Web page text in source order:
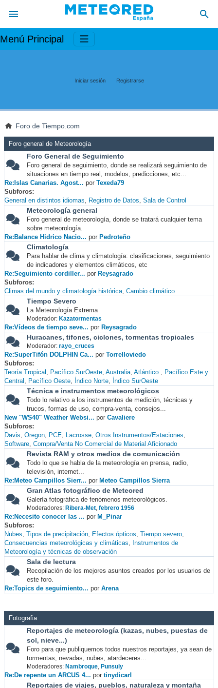
Menú Principal
Iniciar sesión Registrarse
Foro de Tiempo.com
Foro general de Meteorología
Foro General de Seguimiento
Foro general de seguimiento, donde se realizará seguimiento de
situaciones en tiempo real, modelos, predicciones, etc...
Re:Islas Canarias. Agost... por Texeda79
Subforos
General en distintos idiomas
Registro de Datos Sala de Control
Meteorología general
Foro general de meteorología, donde se tratará cualquier tema
sobre meteorología.
Re:Balance Hidrico Nacio... por Pedroteño
Climatología
Para hablar de clima y climatología: clasificaciones, seguimiento
de indicadores y elementos climáticos, etc
Re:Seguimiento cordiller... por Reysagrado
Subforos
Climas del mundo y climatología histórica Cambio climático
Tiempo Severo
La Meteorología Extrema
Moderador: Kazatormentas
Re:Vídeos de tiempo seve... por Reysagrado
Huracanes, tifones, ciclones, tormentas tropicales
Moderador: rayo_cruces
Re:SuperTifón DOLPHIN Ca... por Torrelloviedo
Subforos
Teoría Tropical
Pacífico SurOeste Australia Atlántico
Pacífico Este y
Central
Pacífico Oeste Índico Norte Índico SurOeste
Técnica e instrumentos meteorológicos
Todo lo relativo a los instrumentos de medición, técnicas y
trucos, formas de uso, compra-venta, consejos...
New "WS40" Weather Websi... por Cavaliere
Subforos
Davis Oregon PCE Lacrosse Otros Instrumentos/Estaciones
Software Compra/Venta No Comercial de Material Aficionado
Revista RAM y otros medios de comunicación
Todo lo que se habla de la meteorología en prensa, radio,
televisión, internet...
Re:Meteo Campillos Sierr... por Meteo Campillos Sierra
Gran Atlas fotográfico de Meteored
Galería fotográfica de fenómenos meteorológicos.
Moderadores: Ribera-Met, febrero 1956
Re:Necesito conocer las ... por M_Pinar
Subforos
Nubes Tipos de precipitación Efectos ópticos Tiempo severo
Consecuencias meteorológicas y climáticas
Instrumentos de
Meteorología y técnicas de observación
Sala de lectura
Recopilación de los mejores asuntos creados por los usuarios de
este foro.
Re:Topics de seguimiento... por Arena
Fotografia
Reportajes de meteorología (kazas, nubes, puestas de
sol, nieve...)
Foro para que publiquemos todos nuestros reportajes, ya sean de
tormentas, nevadas, nubes, atardeceres...
Moderadores: Nambroque, Punsuly
Re:De repente un ARCUS 4... por tinydicarl
Reportajes de viajes, pueblos, naturaleza y montaña